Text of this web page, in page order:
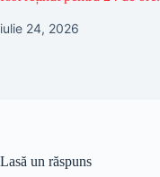
iulie 24, 2026
Lasă un răspuns